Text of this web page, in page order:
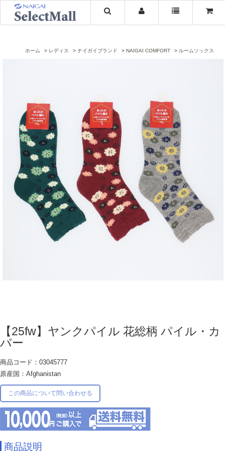
ホーム レディス ナイガイブランド NAIGAI COMFORT ルームソックス
【25fw】ヤンクパイル 花総柄 パイル・カ
バー
商品コード：03045777
原産国：Afghanistan
この商品について問い合わせる
商品説明